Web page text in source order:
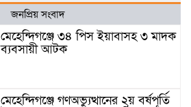
জনপ্রিয় সংবাদ
মেহেন্দিগঞ্জে ৩৪ পিস ইয়াবাসহ ৩ মাদক
ব্যবসায়ী আটক
মেহেন্দিগঞ্জে গণঅভ্যুত্থানের ২য় বর্ষপূর্তি